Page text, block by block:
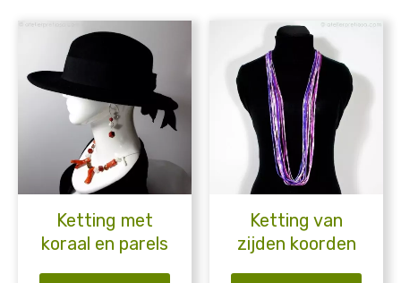
Ketting met
koraal en parels
Ketting van
zijden koorden